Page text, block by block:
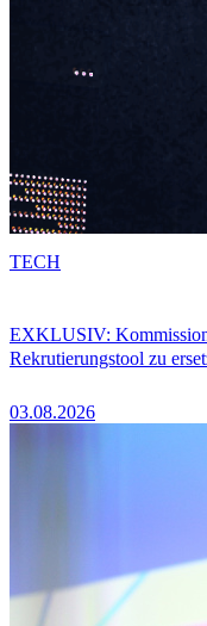
EXKLUSIV:
Rekrutierungstool zu
03.08.2026
TECH